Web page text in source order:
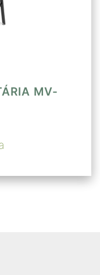
MV-